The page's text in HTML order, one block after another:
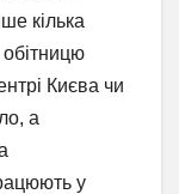
кілька
Києва чи
а
у